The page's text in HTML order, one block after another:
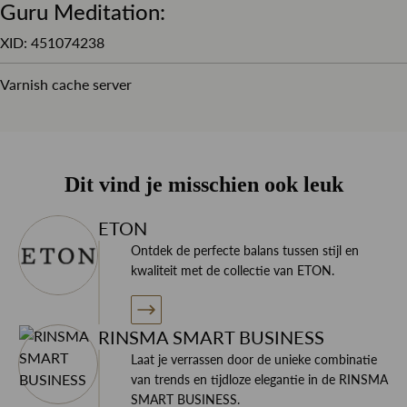
Combineer dit overhemd met een pull-over van Profuomo
of Gran Sasso of juist onder een mooi pak van Corneliani
CC en maak het geheel af met een mooie stropdas en
Wil je meer informatie over dit product of je nieuwe
garderobe? Neem contact op met specialisten!
Dit vind je misschien ook leuk
ETON
Ontdek de perfecte balans tussen stijl en
kwaliteit met de collectie van ETON.
RINSMA SMART BUSINESS
Laat je verrassen door de unieke combinatie
van trends en tijdloze elegantie in de RINSMA
SMART BUSINESS.
Guru Meditation:
XID: 451074238
Varnish cache server